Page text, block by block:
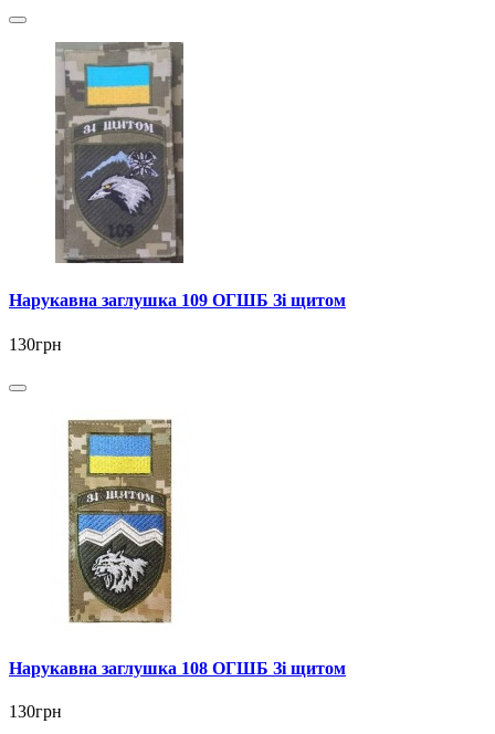
Нарукавна заглушка 109 ОГШБ Зі щитом
130грн
Нарукавна заглушка 108 ОГШБ Зі щитом
130грн